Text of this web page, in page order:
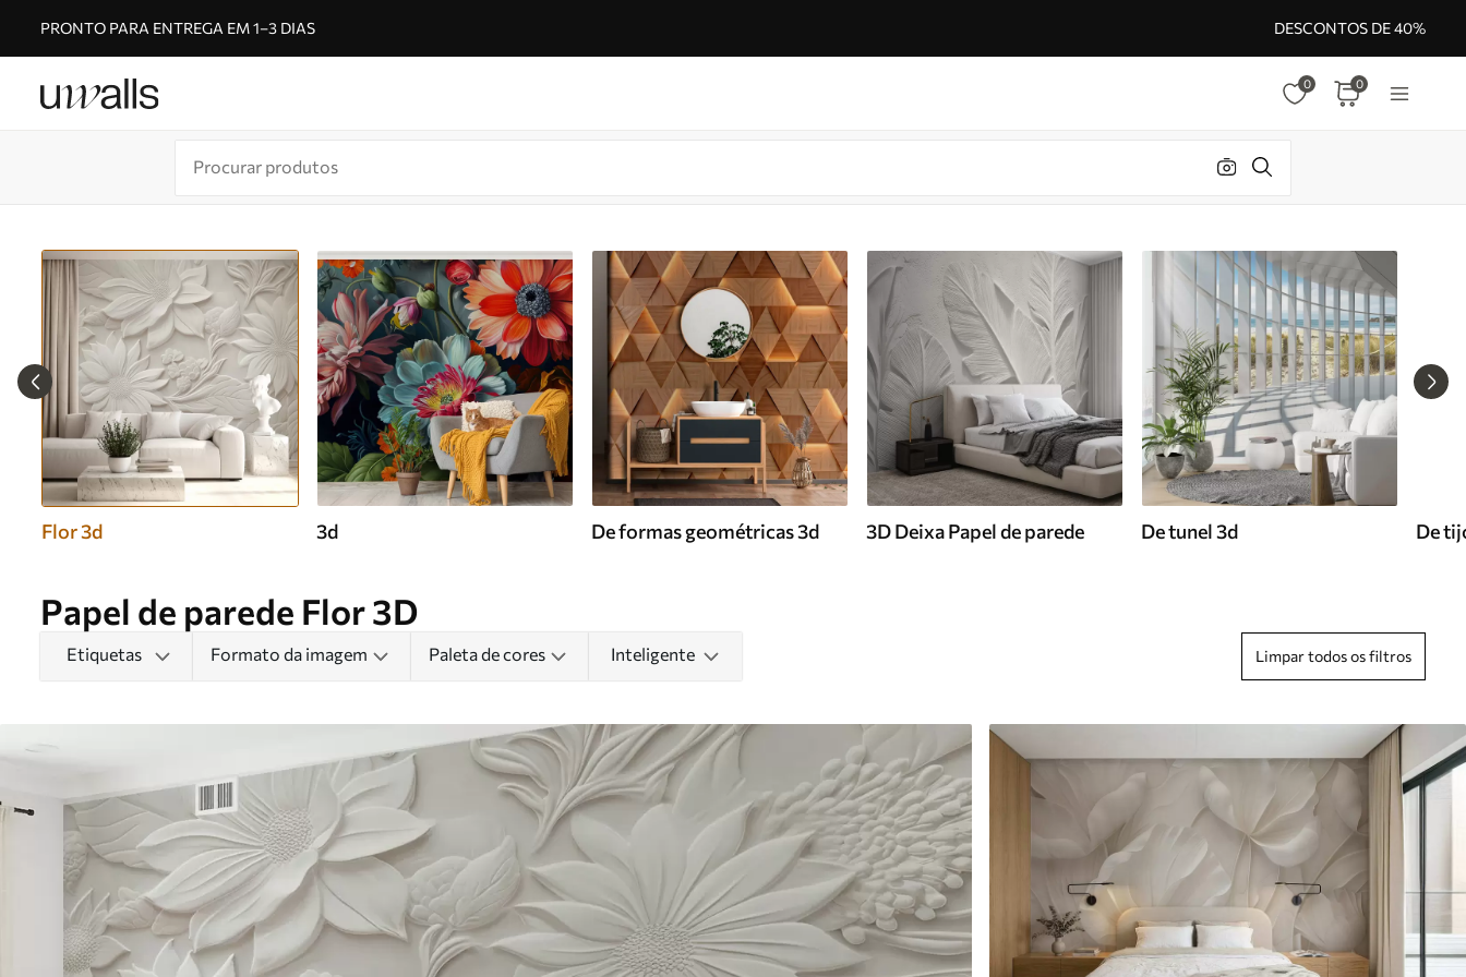
PRONTO PARA ENTREGA EM 1–3 DIAS DESCONTOS DE 40%
0 0
Flor 3d 3d De formas geométricas 3d 3D Deixa Papel de parede De tunel 3d De
Papel de parede Flor 3D
Etiquetas Formato da imagem Paleta de cores Inteligente Limpar todos os filtros